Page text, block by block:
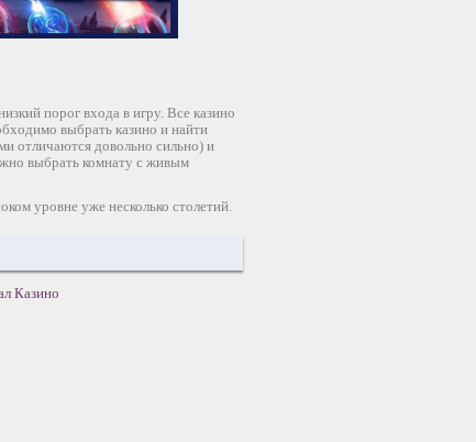
порог входа в игру. Все казино
выбрать казино и найти
отличаются довольно сильно) и
выбрать комнату с живым
уровне уже несколько столетий.
Казино